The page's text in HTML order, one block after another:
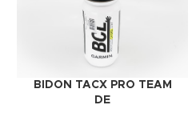
BIDON TACX PRO TEAM
DE